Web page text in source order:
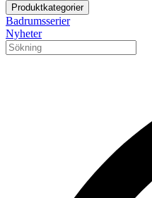
Produktkategorier
Badrumsserier
Nyheter